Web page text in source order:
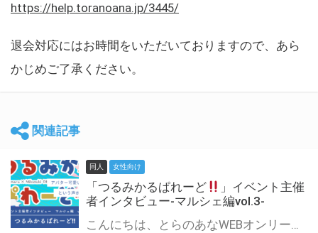
https://help.toranoana.jp/3445/
退会対応にはお時間をいただいておりますので、あら
かじめご了承ください。
関連記事
同人 女性向け
「つるみかるぱれーど
」イベント主催
者インタビュー-マルシェ編vol.3-
こんにちは、とらのあなWEBオンリー運営スタッフです。 新たにお届けする、イベント主催者インタビュー-マルシェ編-は、 とらのあなWEBオンリー「マルシェ」をご利用した主催様に 「マルシェ」を使って開催した感想や心がけをお聞きする企画です。 今回は、WEBオンリー初開催「つるみかるぱれーど